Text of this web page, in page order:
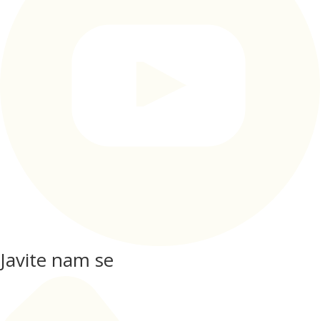
Javite nam se